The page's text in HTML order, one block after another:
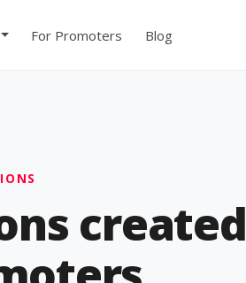
For Promoters Blog
created